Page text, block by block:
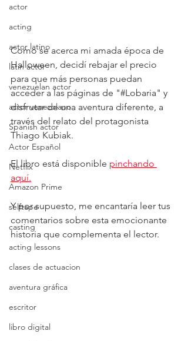
actor
acting
actor latino
latin actor
venezuelan actor
actor venezolano
Spanish actor
Actor Español
Netflix
Amazon Prime
selftape
casting
acting lessons
clases de actuacion
aventura gráfica
escritor
libro digital
Como se acerca mi amada época de
Halloween, decidí rebajar el precio
para que más personas puedan
acceder a las páginas de "#Lobaria" y
disfrutar de una aventura diferente, a
través del relato del protagonista
Thiago Kubiak.
El libro está disponible pinchando
aquí.
Y por supuesto, me encantaría leer tus
comentarios sobre esta emocionante
historia que complementa el lector.